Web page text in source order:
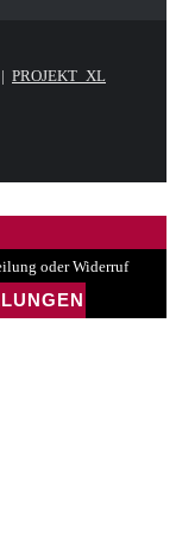
PROJEKT_XL
oder Widerruf